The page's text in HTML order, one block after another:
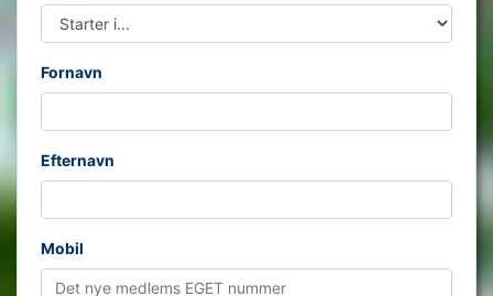
Fornavn
Efternavn
Mobil